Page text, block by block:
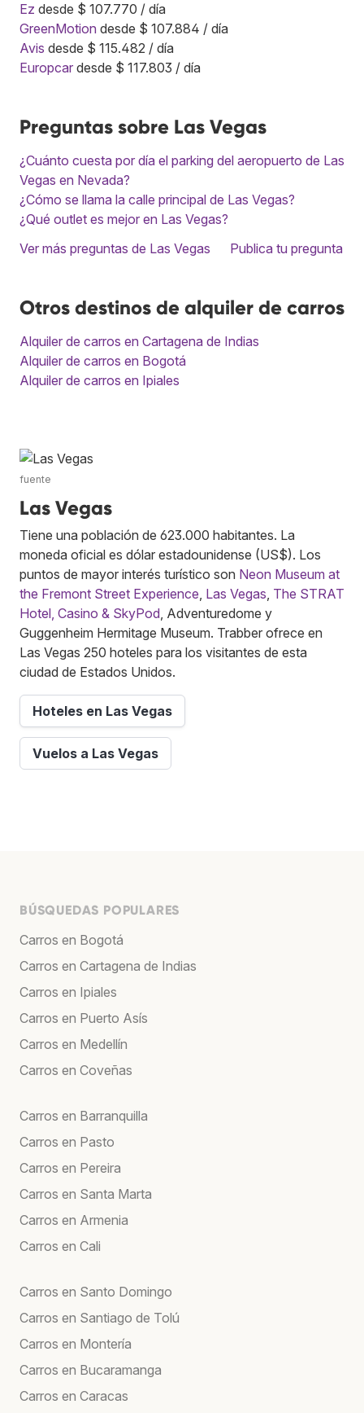
Ez desde $ 107.770 / día
GreenMotion desde $ 107.884 / día
Avis desde $ 115.482 / día
Europcar desde $ 117.803 / día
Preguntas sobre Las Vegas
¿Cuánto cuesta por día el parking del aeropuerto de Las
Vegas en Nevada?
¿Cómo se llama la calle principal de Las Vegas?
¿Qué outlet es mejor en Las Vegas?
Ver más preguntas de Las Vegas
Publica tu pregunta
Otros destinos de alquiler de carros
Alquiler de carros en Cartagena de Indias
Alquiler de carros en Bogotá
Alquiler de carros en Ipiales
fuente
Las Vegas
Tiene una población de 623.000 habitantes. La
moneda oficial es dólar estadounidense (US$). Los
puntos de mayor interés turístico son Neon Museum at
the Fremont Street Experience, Las Vegas, The STRAT
Hotel, Casino & SkyPod, Adventuredome y
Guggenheim Hermitage Museum. Trabber ofrece en
Las Vegas 250 hoteles para los visitantes de esta
ciudad de Estados Unidos.
Hoteles en Las Vegas
Vuelos a Las Vegas
BÚSQUEDAS POPULARES
Carros en Bogotá
Carros en Cartagena de Indias
Carros en Ipiales
Carros en Puerto Asís
Carros en Medellín
Carros en Coveñas
Carros en Barranquilla
Carros en Pasto
Carros en Pereira
Carros en Santa Marta
Carros en Armenia
Carros en Cali
Carros en Santo Domingo
Carros en Santiago de Tolú
Carros en Montería
Carros en Bucaramanga
Carros en Caracas